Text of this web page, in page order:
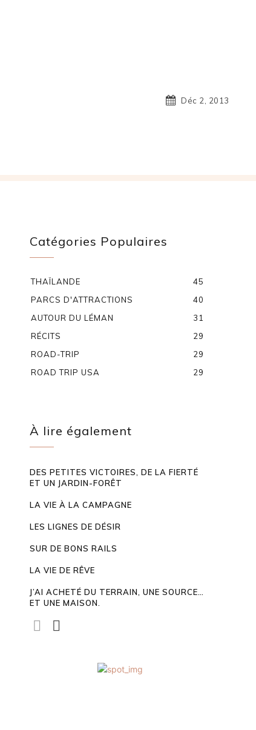
Déc 2, 2013
Catégories Populaires
THAÏLANDE
45
PARCS D'ATTRACTIONS
40
AUTOUR DU LÉMAN
31
RÉCITS
29
ROAD-TRIP
29
ROAD TRIP USA
29
À lire également
DES PETITES VICTOIRES, DE LA FIERTÉ
ET UN JARDIN-FORÊT
LA VIE À LA CAMPAGNE
LES LIGNES DE DÉSIR
SUR DE BONS RAILS
LA VIE DE RÊVE
J’AI ACHETÉ DU TERRAIN, UNE SOURCE…
ET UNE MAISON.